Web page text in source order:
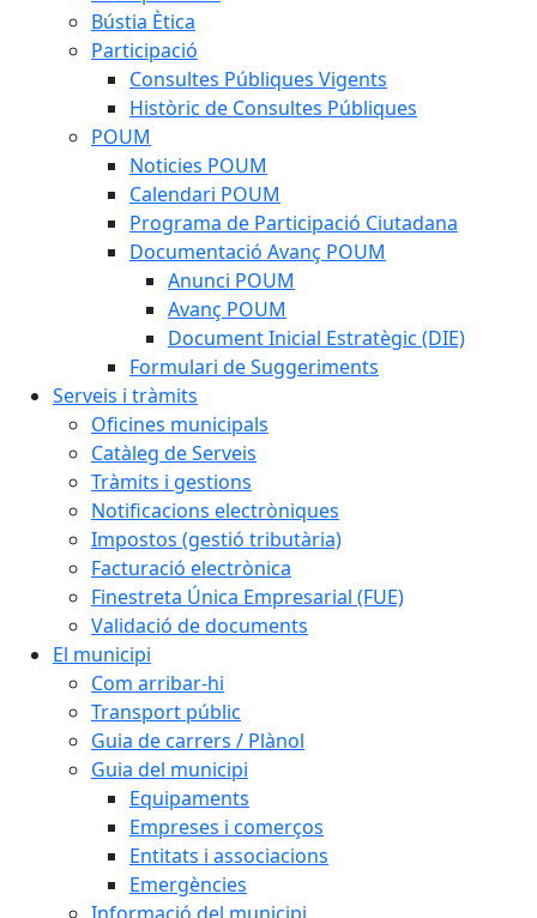
Bústia Ètica
Participació
Consultes Públiques Vigents
Històric de Consultes Públiques
POUM
Noticies POUM
Calendari POUM
Programa de Participació Ciutadana
Documentació Avanç POUM
Anunci POUM
Avanç POUM
Document Inicial Estratègic (DIE)
Formulari de Suggeriments
Serveis i tràmits
Oficines municipals
Catàleg de Serveis
Tràmits i gestions
Notificacions electròniques
Impostos (gestió tributària)
Facturació electrònica
Finestreta Única Empresarial (FUE)
Validació de documents
El municipi
Com arribar-hi
Transport públic
Guia de carrers / Plànol
Guia del municipi
Equipaments
Empreses i comerços
Entitats i associacions
Emergències